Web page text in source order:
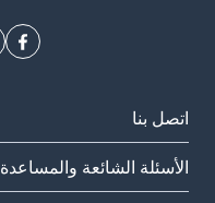
اتصل بنا
الأسئلة الشائعة والمساعدة